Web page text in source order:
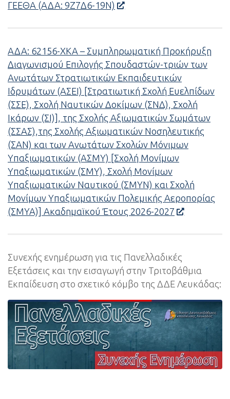
ΓΕΕΘΑ (ΑΔΑ: 9Ζ7Δ6-19Ν)
ΑΔΑ: 62156-ΧΚΑ – Συμπληρωματική Προκήρυξη
Διαγωνισμού Επιλογής Σπουδαστών-τριών των
Ανωτάτων Στρατιωτικών Εκπαιδευτικών
Ιδρυμάτων (ΑΣΕΙ) [Στρατιωτική Σχολή Ευελπίδων
(ΣΣΕ), Σχολή Ναυτικών Δοκίμων (ΣΝΔ), Σχολή
Ικάρων (ΣΙ)], της Σχολής Αξιωματικών Σωμάτων
(ΣΣΑΣ),της Σχολής Αξιωματικών Νοσηλευτικής
(ΣΑΝ) και των Ανωτάτων Σχολών Μόνιμων
Υπαξιωματικών (ΑΣΜΥ) [Σχολή Μονίμων
Υπαξιωματικών (ΣΜΥ), Σχολή Μονίμων
Υπαξιωματικών Ναυτικού (ΣΜΥΝ) και Σχολή
Μονίμων Υπαξιωματικών Πολεμικής Αεροπορίας
(ΣΜΥΑ)] Ακαδημαϊκού Έτους 2026-2027
Συνεχής ενημέρωση για τις Πανελλαδικές
Εξετάσεις και την εισαγωγή στην Τριτοβάθμια
Εκπαίδευση στο σχετικό κόμβο της ΔΔΕ Λευκάδας: